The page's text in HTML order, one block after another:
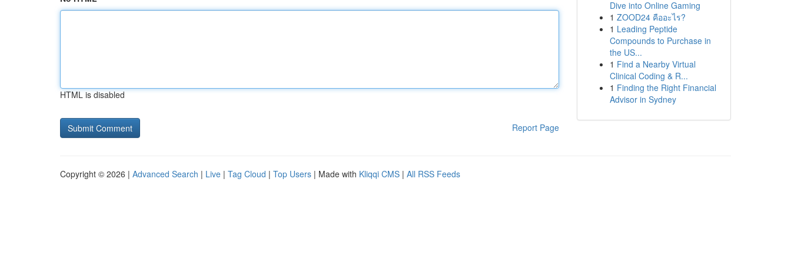
HTML is disabled
Report Page
Dive into Online Gaming
1 ZOOD24 คืออะไร?
1 Leading Peptide
Compounds to Purchase in
the US...
1 Find a Nearby Virtual
Clinical Coding & R...
1 Finding the Right Financial
Advisor in Sydney
Copyright © 2026 | Advanced Search | Live | Tag Cloud | Top Users | Made with Kliqqi CMS | All RSS Feeds